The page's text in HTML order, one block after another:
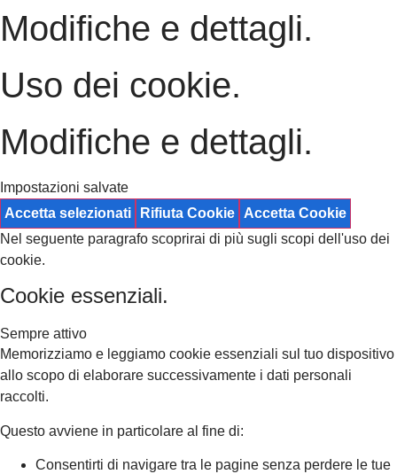
Modifiche e dettagli.
Uso dei cookie.
Modifiche e dettagli.
Impostazioni salvate
Accetta selezionati
Rifiuta Cookie
Accetta Cookie
Nel seguente paragrafo scoprirai di più sugli scopi dell'uso dei
cookie.
Cookie essenziali.
Sempre attivo
Memorizziamo e leggiamo cookie essenziali sul tuo dispositivo
allo scopo di elaborare successivamente i dati personali
raccolti.
Questo avviene in particolare al fine di:
Consentirti di navigare tra le pagine senza perdere le tue